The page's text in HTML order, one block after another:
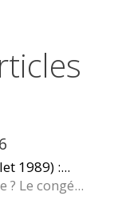
1989) :...
Le congé...